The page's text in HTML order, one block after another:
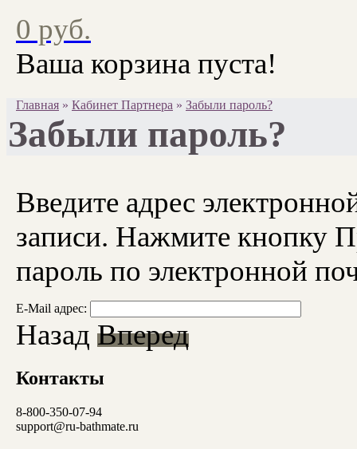
0 руб.
Ваша корзина пуста!
Главная » Кабинет Партнера » Забыли пароль?
Забыли пароль?
Введите адрес
записи. Нажмите кнопку
пароль по электронной
E-Mail адрес:
Назад Вперед
Контакты
8-800-350-07-94
support@ru-bathmate.ru